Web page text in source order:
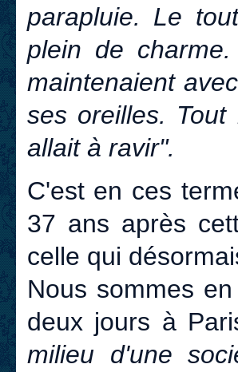
parapluie. Le
plein de
maintenaient
ses oreilles.
allait à ravir".
C'est en ces
37 ans après
celle qui
Nous sommes
deux jours à
milieu d'une